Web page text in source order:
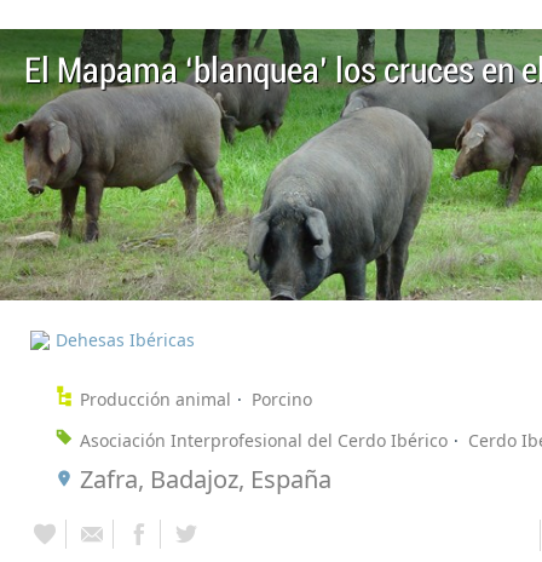
El Mapama ‘blanquea’ los cruces en
Dehesas Ibéricas
Producción animal
Porcino
Asociación Interprofesional del Cerdo Ibérico
Cerdo
Zafra, Badajoz, España